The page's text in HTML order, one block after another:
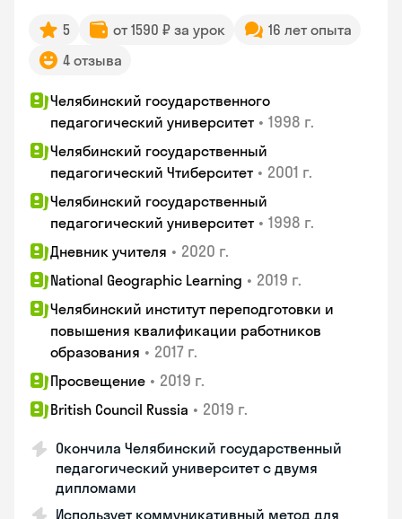
5 от 1590 ₽ за урок
16 лет опыта
4 отзыва
Челябинский государственного
педагогический университет • 1998 г.
Челябинский государственный
педагогический Чтиберситет • 2001 г.
Челябинский государственный
педагогический университет • 1998 г.
Дневник учителя • 2020 г.
National Geographic Learning • 2019 г.
Челябинский институт переподготовки и
повышения квалификации работников
образования • 2017 г.
Просвещение • 2019 г.
British Council Russia • 2019 г.
Окончила Челябинский государственный
педагогический университет с двумя
дипломами
Использует коммуникативный метод для